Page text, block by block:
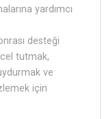
yardımcı
desteği
tutmak,
ve
için